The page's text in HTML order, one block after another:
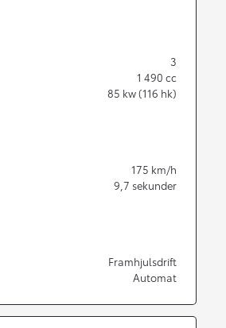
Från 3 450 kr/mån
3
1 490 cc
85 kw (116 hk)
175 km/h
9,7 sekunder
Framhjulsdrift
Automat